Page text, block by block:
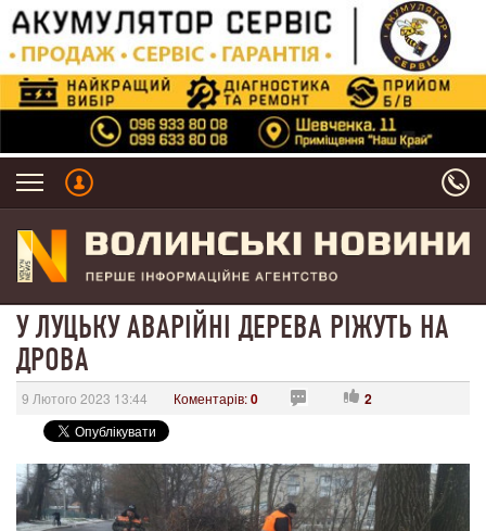
У ЛУЦЬКУ АВАРІЙНІ ДЕРЕВА РІЖУТЬ НА
ДРОВА
9 Лютого 2023 13:44 Коментарів:0 2